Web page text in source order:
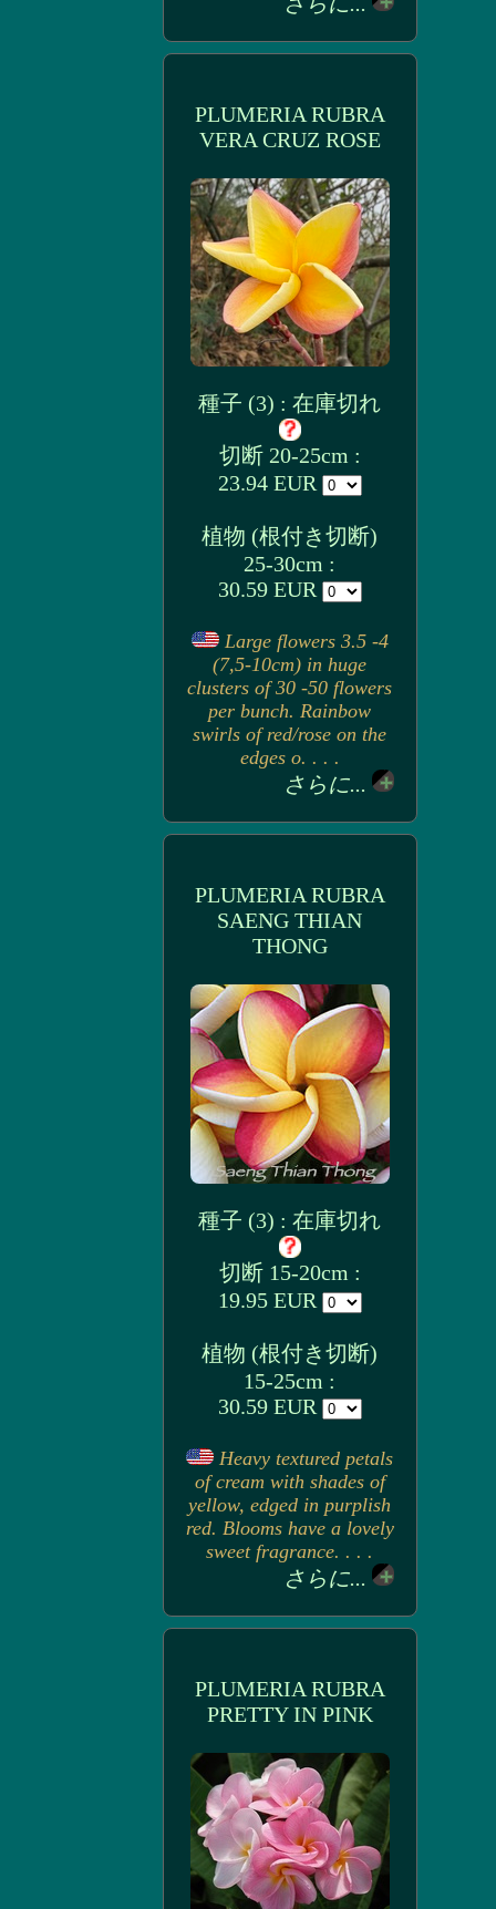
PLUMERIA RUBRA
VERA CRUZ ROSE
種子 (3) : 在庫切れ
切断 20-25cm :
23.94 EUR
植物 (根付き切断)
25-30cm :
30.59 EUR
Large flowers 3.5 -4
(7,5-10cm) in huge
clusters of 30 -50 flowers
per bunch. Rainbow
swirls of red/rose on the
edges o. . . .
さらに...
PLUMERIA RUBRA
SAENG THIAN
THONG
種子 (3) : 在庫切れ
切断 15-20cm :
19.95 EUR
植物 (根付き切断)
15-25cm :
30.59 EUR
Heavy textured petals
of cream with shades of
yellow, edged in purplish
red. Blooms have a lovely
sweet fragrance. . . .
さらに...
PLUMERIA RUBRA
PRETTY IN PINK